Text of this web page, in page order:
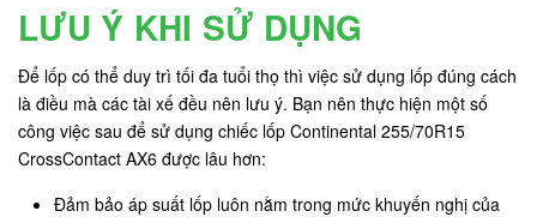
LƯU Ý KHI SỬ DỤNG
Để lốp có thể duy trì tối đa tuổi thọ thì việc sử dụng lốp đúng cách
là điều mà các tài xế đều nên lưu ý. Bạn nên thực hiện một số
công việc sau để sử dụng chiếc lốp Continental 255/70R15
CrossContact AX6 được lâu hơn:
Đảm bảo áp suất lốp luôn nằm trong mức khuyến nghị của